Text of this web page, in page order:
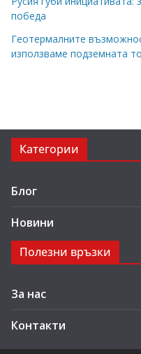
победа
Геотермалните
използваме подземната
Категории
Блог
Новини
Полезни връзки
За нас
Контакти